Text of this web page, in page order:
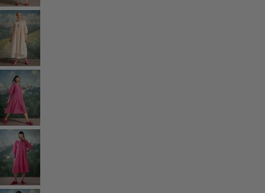
Gestreifte Kleidung
Karierte Kleidung
Kleidung mit Punkten
Bio-Kleidung
Schwedische Mode
Jerseykleider
Design im Boho-Stil
Modestücke für kühle Abende
Gemusterte Kleidung
Baumwollkleidung
Bio-Baumwolle
Strand- und Bademode
Partymode